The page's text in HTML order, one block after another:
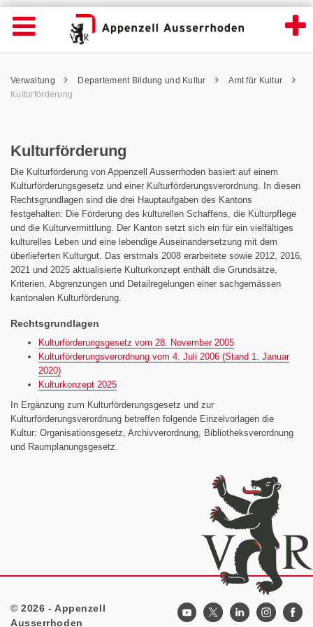
Kulturförderung - Appenzell Ausserrhoden
Wichtige
Seiten
Home
Inhalt
Kontakt
Navigation öffnen
Inhalt
Pfadnavigation
Verwaltung Departement Bildung und Kultur
Amt für Kultur
Kulturförderung
Kulturförderung
Die Kulturförderung von Appenzell Ausserrhoden basiert auf einem
Kulturförderungsgesetz und einer Kulturförderungsverordnung. In diesen
Rechtsgrundlagen sind die drei Hauptaufgaben des Kantons
festgehalten: Die Förderung des kulturellen Schaffens, die Kulturpflege
und die Kulturvermittlung. Der Kanton setzt sich ein für ein vielfältiges
kulturelles Leben und eine lebendige Auseinandersetzung mit dem
überlieferten Kulturgut. Das erstmals 2008 erarbeitete sowie 2012, 2016,
2021 und 2025 aktualisierte Kulturkonzept enthält die Grundsätze,
Kriterien, Abgrenzungen und Detailregelungen einer sachgemässen
kantonalen Kulturförderung.
Rechtsgrundlagen
Kulturförderungsgesetz vom 28. November 2005
Kulturförderungsverordnung vom 4. Juli 2006 (Stand 1. Januar
2020)
Kulturkonzept 2025
In Ergänzung zum Kulturförderungsgesetz und zur
Kulturförderungsverordnung betreffen folgende Einzelvorlagen die
Kultur: Organisationsgesetz, Archivverordnung, Bibliotheksverordnung
und Raumplanungsgesetz.
Footer
© 2026 - Appenzell
Ausserrhoden